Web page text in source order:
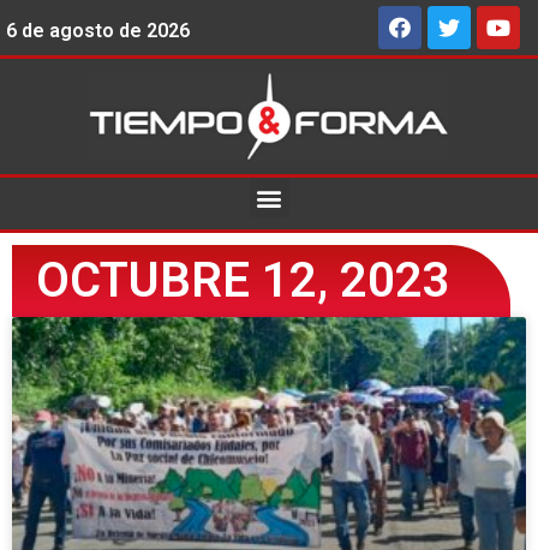
6 de agosto de 2026
OCTUBRE 12, 2023